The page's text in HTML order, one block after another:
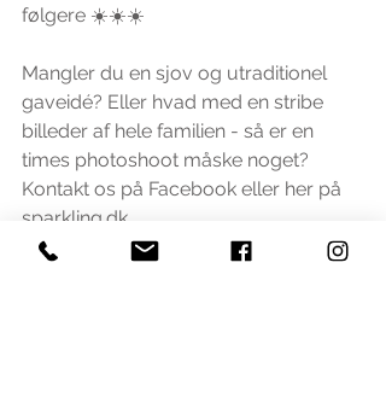
følgere ☀️☀️☀️
Mangler du en sjov og utraditionel
gaveidé? Eller hvad med en stribe
billeder af hele familien - så er en
times photoshoot måske noget?
Kontakt os på Facebook eller her på
sparkling.dk.
Tags: